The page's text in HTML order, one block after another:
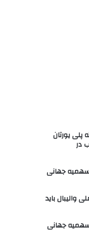
پلی یورتان
در
جهانی
والیبال باید
جهانی